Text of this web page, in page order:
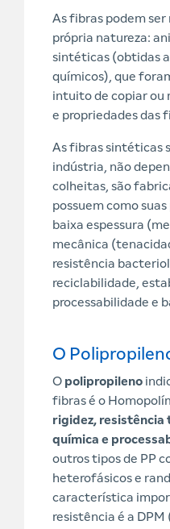
As fibras podem
própria natureza:
sintéticas (obtidas
químicos), que
intuito de copiar ou
e propriedades das
As fibras sintéticas
indústria, não
colheitas, são
possuem como
baixa espessura
mecânica
resistência
reciclabilidade,
processabilidade e
O
O polipropileno
fibras é o
rigidez, resistência
química e
outros tipos de PP
heterofásicos e
característica
resistência é a